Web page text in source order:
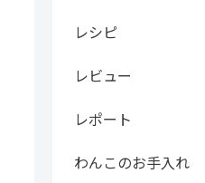
レシピ
レビュー
レポート
わんこのお手入れ